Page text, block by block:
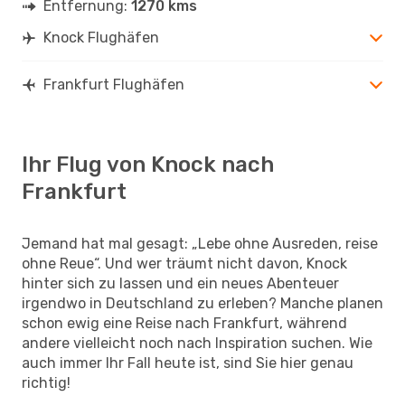
Entfernung: 1270 kms
Knock Flughäfen
Frankfurt Flughäfen
Ihr Flug von Knock nach
Frankfurt
Jemand hat mal gesagt: „Lebe ohne Ausreden, reise
ohne Reue“. Und wer träumt nicht davon, Knock
hinter sich zu lassen und ein neues Abenteuer
irgendwo in Deutschland zu erleben? Manche planen
schon ewig eine Reise nach Frankfurt, während
andere vielleicht noch nach Inspiration suchen. Wie
auch immer Ihr Fall heute ist, sind Sie hier genau
richtig!